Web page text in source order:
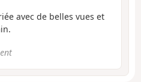
avec de belles vues et